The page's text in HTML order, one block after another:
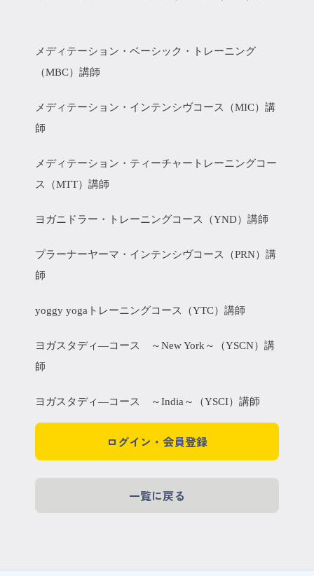
メディテーション・ベーシック・トレーニング
（MBC）講師
メディテーション・インテンシヴコース（MIC）講
師
メディテーション・ティーチャートレーニングコー
ス（MTT）講師
ヨガニドラー・トレーニングコース（YND）講師
プラーナーヤーマ・インテンシヴコース（PRN）講
師
yoggy yogaトレーニングコース（YTC）講師
ヨガスタディ―コース ～New York～（YSCN）講
師
ヨガスタディ―コース ～India～（YSCI）講師
ログイン・会員登録
一覧に戻る